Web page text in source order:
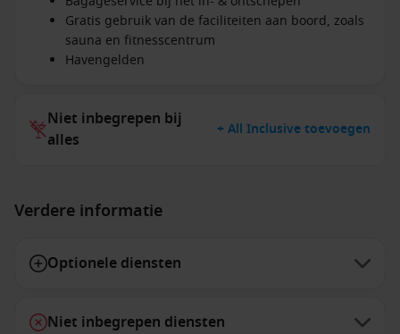
Gratis gebruik van de faciliteiten aan boord, zoals
sauna en fitnesscentrum
Havengelden
Niet inbegrepen bij
alles
+ All Inclusive toevoegen
Verdere informatie
Optionele diensten
Niet inbegrepen diensten